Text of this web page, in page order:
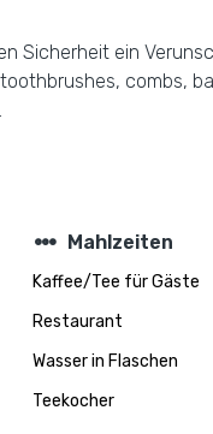
Sicherheit ein
combs,
steppers Mahlzeiten
Kaffee/Tee für Gäste
Restaurant
Wasser in Flaschen
Teekocher